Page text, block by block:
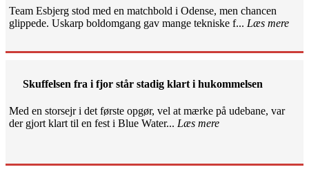
Team Esbjerg stod med en matchbold i Odense, men chancen
glippede. Uskarp boldomgang gav mange tekniske f... Læs mere
Skuffelsen fra i fjor står stadig klart i hukommelsen
Med en storsejr i det første opgør, vel at mærke på udebane, var
der gjort klart til en fest i Blue Water... Læs mere